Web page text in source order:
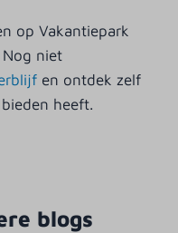
op Vakantiepark
niet
en ontdek zelf
heeft.
blogs